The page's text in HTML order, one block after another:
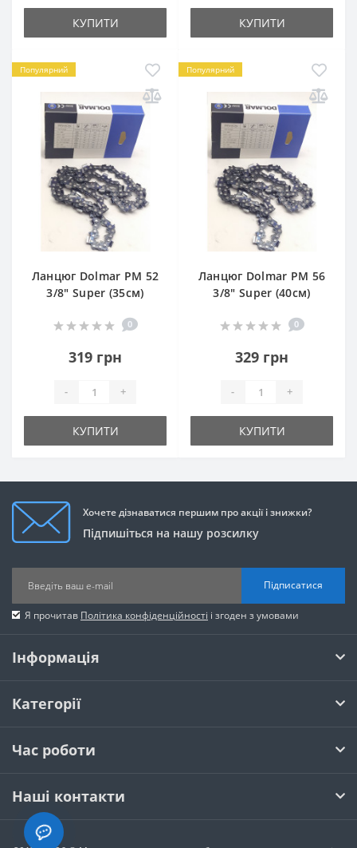
КУПИТИ КУПИТИ
Популярний
Ланцюг Dolmar РМ 52
3/8" Super (35см)
0
319 грн
- +
КУПИТИ
Популярний
Ланцюг Dolmar РМ 56
3/8" Super (40см)
0
329 грн
- +
КУПИТИ
Хочете дізнаватися першим про акції і знижки?
Підпишіться на нашу розсилку
Підписатися
Я прочитав Політика конфіденційності і згоден з умовами
Інформація
Категорії
Час роботи
Наші контакти